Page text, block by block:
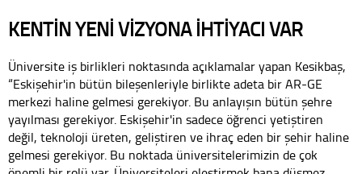
KENTİN YENİ VİZYONA İHTİYACI VAR
Üniversite iş birlikleri noktasında açıklamalar yapan Kesikbaş,
“Eskişehir'in bütün bileşenleriyle birlikte adeta bir AR-GE
merkezi haline gelmesi gerekiyor. Bu anlayışın bütün şehre
yayılması gerekiyor. Eskişehir'in sadece öğrenci yetiştiren
değil, teknoloji üreten, geliştiren ve ihraç eden bir şehir haline
gelmesi gerekiyor. Bu noktada üniversitelerimizin de çok